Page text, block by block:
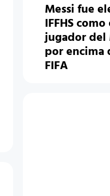
Messi fue
IFFHS
jugador del
por encima
FIFA